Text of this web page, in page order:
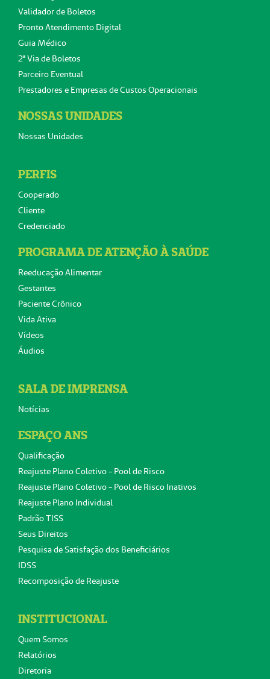
Validador de Boletos
Pronto Atendimento Digital
Guia Médico
2ª Via de Boletos
Parceiro Eventual
Prestadores e Empresas de Custos Operacionais
NOSSAS UNIDADES
Nossas Unidades
PERFIS
Cooperado
Cliente
Credenciado
PROGRAMA DE ATENÇÃO À SAÚDE
Reeducação Alimentar
Gestantes
Paciente Crônico
Vida Ativa
Vídeos
Áudios
SALA DE IMPRENSA
Notícias
ESPAÇO ANS
Qualificação
Reajuste Plano Coletivo - Pool de Risco
Reajuste Plano Coletivo - Pool de Risco Inativos
Reajuste Plano Individual
Padrão TISS
Seus Direitos
Pesquisa de Satisfação dos Beneficiários
IDSS
Recomposição de Reajuste
INSTITUCIONAL
Quem Somos
Relatórios
Diretoria